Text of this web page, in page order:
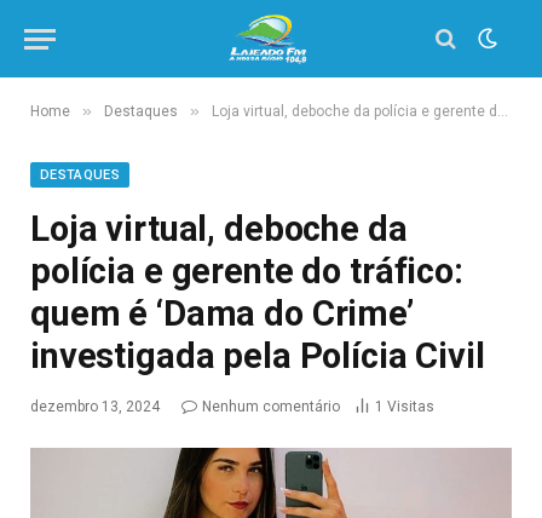
Home » Destaques » Loja virtual, deboche da polícia e gerente do tráfico: quem é ‘Dama do Crime’ investigada pela Polícia Civil
DESTAQUES
Loja virtual, deboche da
polícia e gerente do tráfico:
quem é ‘Dama do Crime’
investigada pela Polícia Civil
dezembro 13, 2024 Nenhum comentário 1 Visitas